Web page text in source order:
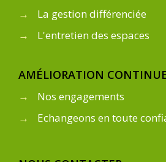
→
La gestion différenciée
→
L'entretien des espaces
AMÉLIORATION
→
Nos engagements
→
Echangeons en toute